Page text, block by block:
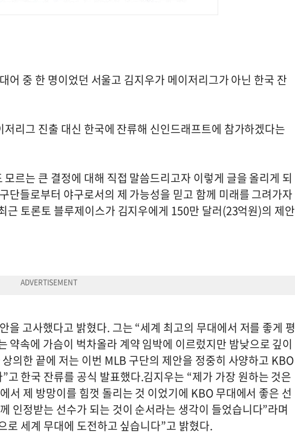
중 한 명이었던 서울고 김지우가 메이저리그가 아닌 한국 잔
리그 진출 대신 한국에 잔류해 신인드래프트에 참가하겠다는
르는 큰 결정에 대해 직접 말씀드리고자 이렇게 글을 올리게 되
단들로부터 야구로서의 제 가능성을 믿고 함께 미래를 그려가자
근 토론토 블루제이스가 김지우에게 150만 달러(23억원)의 제안
을 고사했다고 밝혔다. 그는 “세계 최고의 무대에서 저를 좋게 평
약속에 가슴이 벅차올라 계약 임박에 이르렀지만 밤낮으로 깊이
의한 끝에 저는 이번 MLB 구단의 제안을 정중히 사양하고 KBO
한국 잔류를 공식 발표했다.김지우는 “제가 가장 원하는 것은
서 제 방망이를 힘껏 돌리는 것 이었기에 KBO 무대에서 좋은 선
인정받는 선수가 되는 것이 순서라는 생각이 들었습니다”라며
로 세계 무대에 도전하고 싶습니다”고 밝혔다.